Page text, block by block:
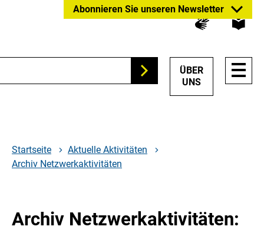
Hauptnavigation
Abonnieren Sie unseren Newsletter
Suchen
ÜBER
UNS
Startseite
Aktuelle Aktivitäten
Archiv Netzwerkaktivitäten
Archiv Netzwerkaktivitäten: